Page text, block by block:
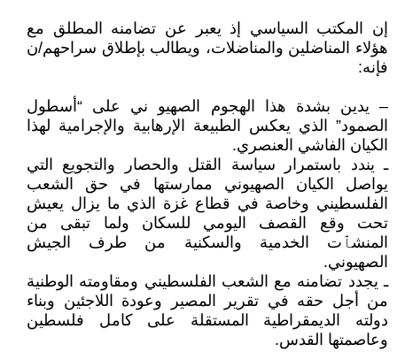
إن المكتب السياسي إذ يعبر عن تضامنه المطلق مع
هؤلاء المناضلين والمناضلات، ويطالب بإطلاق سراحهم/ن
فإنه:
– يدين بشدة هذا الهجوم الصهيو ني على “أسطول
الصمود” الذي يعكس الطبيعة الإرهابية والإجرامية لهذا
الكيان الفاشي العنصري.
ـ يندد باستمرار سياسة القتل والحصار والتجويع التي
يواصل الكيان الصهيوني ممارستها في حق الشعب
الفلسطيني وخاصة في قطاع غزة الذي ما يزال يعيش
تحت وقع القصف اليومي للسكان ولما تبقى من
المنشٱت الخدمية والسكنية من طرف الجيش
الصهيوني.
ـ يجدد تضامنه مع الشعب الفلسطيني ومقاومته الوطنية
من أجل حقه في تقرير المصير وعودة اللاجئين وبناء
دولته الديمقراطية المستقلة على كامل فلسطين
وعاصمتها القدس.